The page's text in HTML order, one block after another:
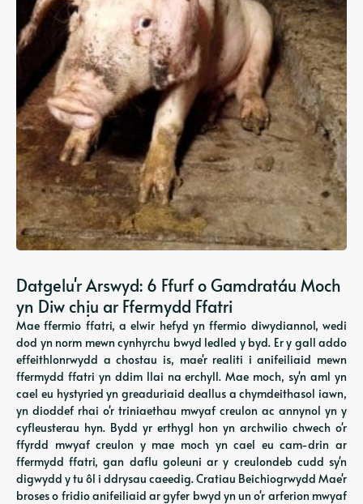
Datgelu'r Arswyd: 6 Ffurf o Gamdratáu Moch
yn Diw chịu ar Ffermydd Ffatri
Mae ffermio ffatri, a elwir hefyd yn ffermio diwydiannol, wedi
dod yn norm mewn cynhyrchu bwyd ledled y byd. Er y gall addo
effeithlonrwydd a chostau is, mae'r realiti i anifeiliaid mewn
ffermydd ffatri yn ddim llai na erchyll. Mae moch, sy'n aml yn
cael eu hystyried yn greaduriaid deallus a chymdeithasol iawn,
yn dioddef rhai o'r triniaethau mwyaf creulon ac annynol yn y
cyfleusterau hyn. Bydd yr erthygl hon yn archwilio chwech o'r
ffyrdd mwyaf creulon y mae moch yn cael eu cam-drin ar
ffermydd ffatri, gan daflu goleuni ar y creulondeb cudd sy'n
digwydd y tu ôl i ddrysau caeedig. Cratiau Beichiogrwydd Mae'r
broses o fridio anifeiliaid ar gyfer bwyd yn un o'r arferion mwyaf